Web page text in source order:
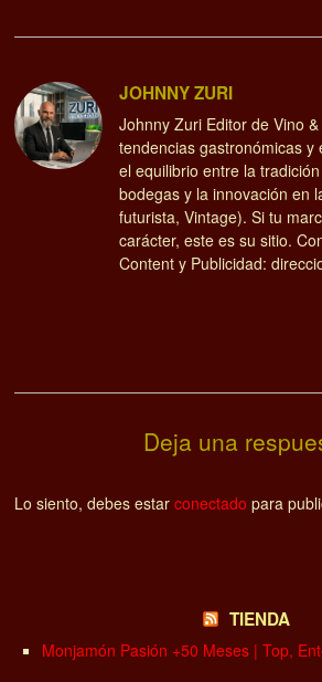
JOHNNY ZURI
Johnny Zuri Editor de Vino
tendencias gastronómicas y
el equilibrio entre la
bodegas y la innovación en
futurista, Vintage). Si tu
carácter, este es su sitio.
Content y Publicidad:
Deja una
Lo siento, debes estarconectado para
TIENDA
Monjamón Pasión +50 Meses | Top,